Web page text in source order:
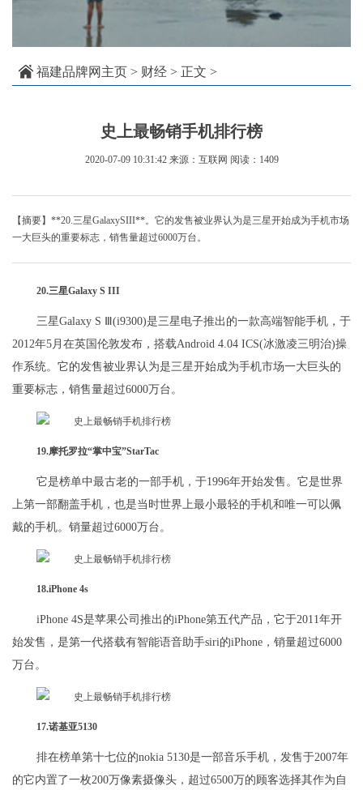
福建品牌网主页 > 财经 > 正文 >
史上最畅销手机排行榜
2020-07-09 10:31:42 来源：互联网 阅读：1409
【摘要】**20.三星GalaxySIII**。它的发售被业界认为是三星开始成为手机市场
一大巨头的重要标志，销售量超过6000万台。
20.三星Galaxy S III
三星Galaxy S Ⅲ(i9300)是三星电子推出的一款高端智能手机，于
2012年5月在英国伦敦发布，搭载Android 4.04 ICS(冰激凌三明治)操
作系统。它的发售被业界认为是三星开始成为手机市场一大巨头的
重要标志，销售量超过6000万台。
19.摩托罗拉“掌中宝”StarTac
它是榜单中最古老的一部手机，于1996年开始发售。它是世界
上第一部翻盖手机，也是当时世界上最小最轻的手机和唯一可以佩
戴的手机。销量超过6000万台。
18.iPhone 4s
iPhone 4S是苹果公司推出的iPhone第五代产品，它于2011年开
始发售，是第一代搭载有智能语音助手siri的iPhone，销量超过6000
万台。
17.诺基亚5130
排在榜单第十七位的nokia 5130是一部音乐手机，发售于2007年
的它内置了一枚200万像素摄像头，超过6500万的顾客选择其作为自